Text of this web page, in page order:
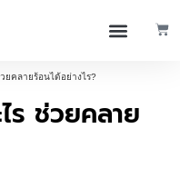
ยคลายร้อนได้อย่างไร?
ร ช่วยคลาย